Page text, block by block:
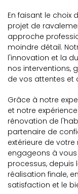
En faisant le choix
projet de
approche
moindre détail.
l'innovation et la
nos interventions,
de vos attentes et
Grâce à notre
et notre
rénovation de
partenaire de
extérieure de
engageons à
processus,
réalisation finale,
satisfaction et le